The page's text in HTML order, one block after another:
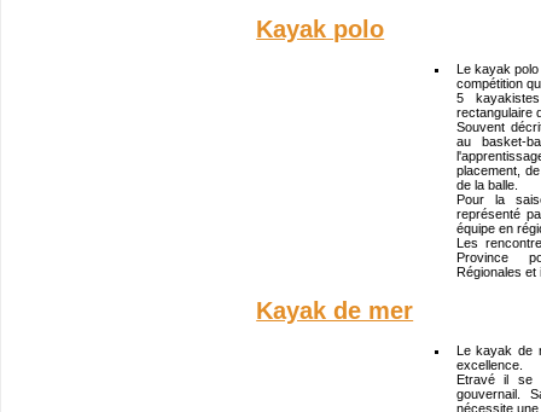
Kayak polo
Le kayak
compétition
5
rectangulaire
Souvent
au basket-
placement,
de la balle.
Pour la
représenté
équipe en
Les
Province
Régionales et
Kayak de mer
Le kayak de
excellence.
Etravé il se
gouvernail.
nécessite